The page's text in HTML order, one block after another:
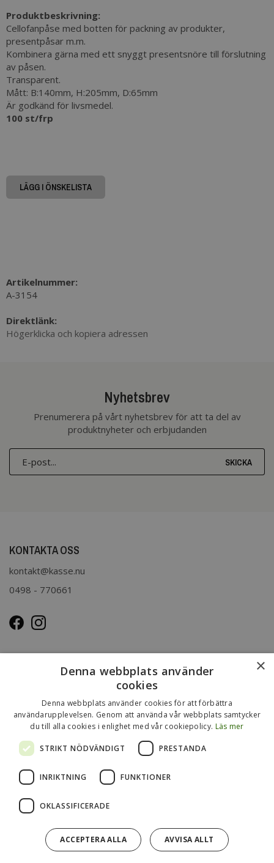
Produktbeskrivning:
Cellofanpåse med botten för packning av produkter,
presentpåsar m.m.
Kombinera gärna med ett snyggt presentsnöre till förslutning
av påsen.
Transparent.
Mått: B:140mm, H:205mm, D:65mm
Är godkänd för livsmedel.
100 st/frp
LÄGG I ÖNSKELISTA
Artikelnummer:
A-3154
Direktlänk:
Högerklicka och kopiera adressen
Nyhetsbrev
Prenumerera på vårt nyhetsbrev för att ta del av
produktnyheter och erbjudanden
SKICKA
KONTAKTA OSS
kontakt@kasse.nu
0498 - 770661
Kasse.nu drivs och ägs av Immenco AB i Visby, Gotland.
Immenco AB har sedan 1979 bedrivit grossistförsäljning av
förpackningar, presentartiklar, vykort m.m. Mer om vårt
övriga sortiment finns
påwww.gotlandsgrossisten.seoch
×
Denna webbplats använder
cookies
Denna webbplats använder cookies för att förbättra
användarupplevelsen. Genom att använda vår webbplats samtycker
du till alla cookies i enlighet med vår cookiepolicy. Läs mer
STRIKT NÖDVÄNDIGT PRESTANDA
INRIKTNING FUNKTIONER
OKLASSIFICERADE
ACCEPTERA ALLA AVVISA ALLT